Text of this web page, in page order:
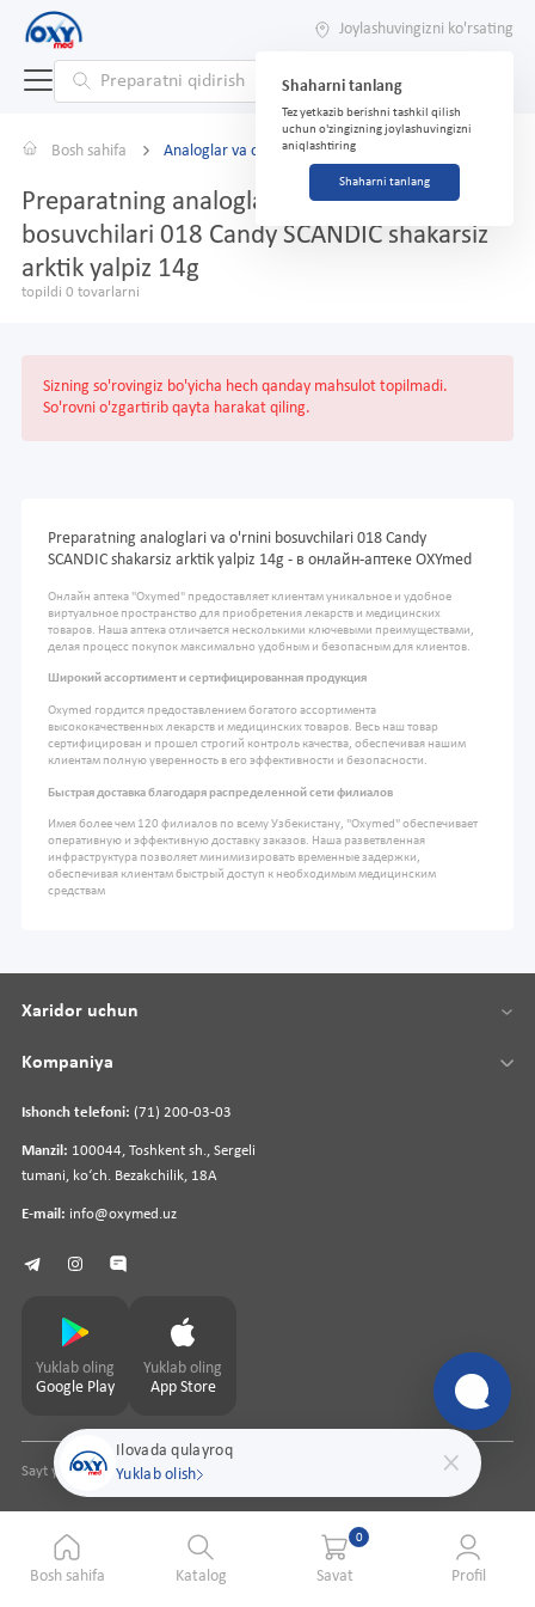
Joylashuvingizni ko'rsating
Shaharni tanlang
Tez yetkazib berishni tashkil qilish
uchun o'zingizning joylashuvingizni
aniqlashtiring
Shaharni tanlang
Bosh sahifa Analoglar va o'rnini bosuvchilar
Preparatning analoglari va o'rnini
bosuvchilari 018 Candy SCANDIC shakarsiz
arktik yalpiz 14g
topildi 0 tovarlarni
Sizning so'rovingiz bo'yicha hech qanday mahsulot topilmadi.
So'rovni o'zgartirib qayta harakat qiling.
Preparatning analoglari va o'rnini bosuvchilari 018 Candy
SCANDIC shakarsiz arktik yalpiz 14g - в онлайн-аптеке OXYmed
Онлайн аптека "Oxymed" предоставляет клиентам уникальное и удобное
виртуальное пространство для приобретения лекарств и медицинских
товаров. Наша аптека отличается несколькими ключевыми преимуществами,
делая процесс покупок максимально удобным и безопасным для клиентов.
Широкий ассортимент и сертифицированная продукция
Oxymed гордится предоставлением богатого ассортимента
высококачественных лекарств и медицинских товаров. Весь наш товар
сертифицирован и прошел строгий контроль качества, обеспечивая нашим
клиентам полную уверенность в его эффективности и безопасности.
Быстрая доставка благодаря распределенной сети филиалов
Имея более чем 120 филиалов по всему Узбекистану, "Oxymed" обеспечивает
оперативную и эффективную доставку заказов. Наша разветвленная
инфраструктура позволяет минимизировать временные задержки,
обеспечивая клиентам быстрый доступ к необходимым медицинским
средствам
Ilovada qulayroq
Yuklab olish
Ishonch telefoni: (71) 200-03-03
Manzil: 100044, Toshkent sh., Sergeli
tumani, koʻch. Bezakchilik, 18A
E-mail: info@oxymed.uz
Xaridor uchun
Kompaniya
Yuklab oling
Google Play
Yuklab oling
App Store
Sayt yaratuvchipharmit.uz
Bosh sahifa Katalog
0
Savat Profil